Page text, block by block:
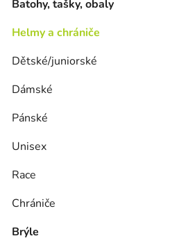
Batohy, tašky, obaly
Helmy a chrániče
Dětské/juniorské
Dámské
Pánské
Unisex
Race
Chrániče
Brýle